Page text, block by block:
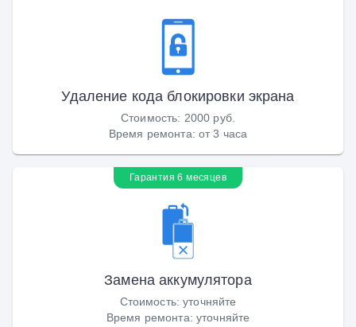
Удаление кода блокировки экрана
Стоимость: 2000 руб.
Время ремонта: от 3 часа
Гарантия 6 месяцев
Замена аккумулятора
Стоимость:уточняйте
Время ремонта: уточняйте